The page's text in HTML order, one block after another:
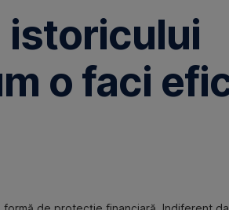
istoricului
o faci